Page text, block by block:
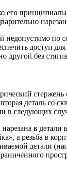
недопустимо
доступ для
другой без
деталь
в следующих
в
а резьба в
детали